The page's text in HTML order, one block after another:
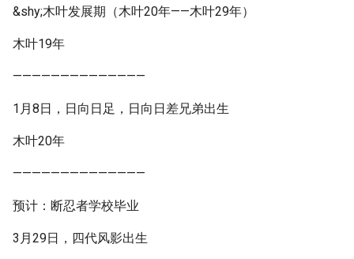
&shy;木叶发展期（木叶20年——木叶29年）
木叶19年
——————————————
1月8日，日向日足，日向日差兄弟出生
木叶20年
——————————————
预计：断忍者学校毕业
3月29日，四代风影出生